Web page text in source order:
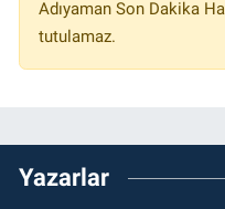
Adıyaman Son Dakika
tutulamaz.
Yazarlar